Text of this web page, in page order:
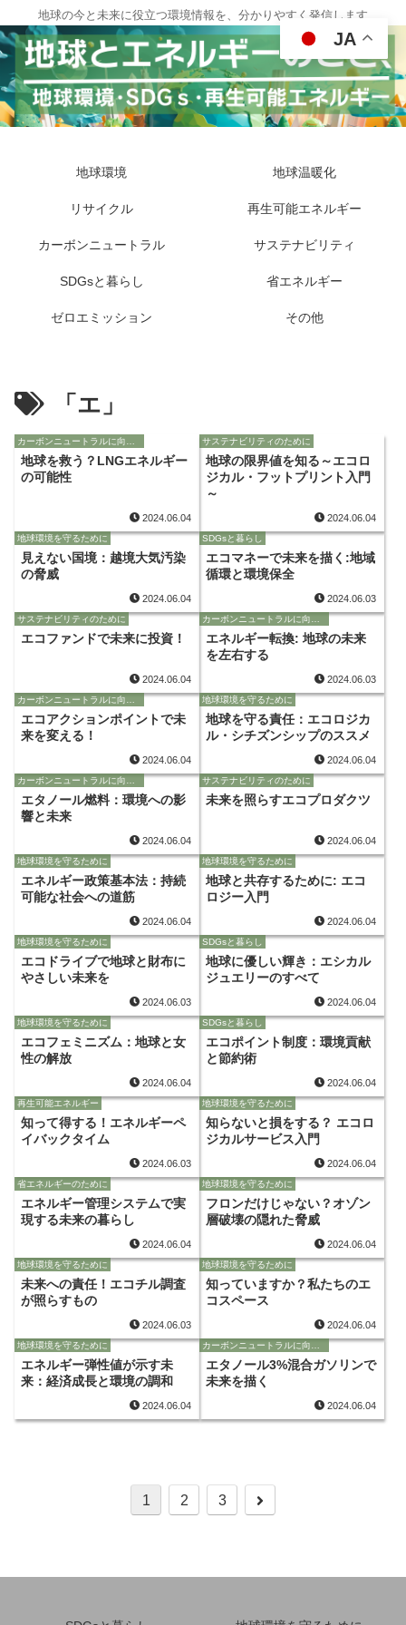
地球の今と未来に役立つ環境情報を、分かりやすく発信します
地球環境 地球温暖化
リサイクル 再生可能エネルギー
カーボンニュートラル サステナビリティ
SDGsと暮らし 省エネルギー
ゼロエミッション その他
「エ」
地球を救う？LNGエネルギー
の可能性
2024.06.04
サステナビリティのために
地球の限界値を知る～エコロ
ジカル・フットプリント入門
～
2024.06.04
地球環境を守るために
見えない国境：越境大気汚染
の脅威
2024.06.04
SDGsと暮らし
エコマネーで未来を描く:地域
循環と環境保全
2024.06.03
サステナビリティのために
エコファンドで未来に投資！
2024.06.04
エネルギー転換: 地球の未来
を左右する
2024.06.03
エコアクションポイントで未
来を変える！
2024.06.04
地球環境を守るために
地球を守る責任：エコロジカ
ル・シチズンシップのススメ
2024.06.04
エタノール燃料：環境への影
響と未来
2024.06.04
サステナビリティのために
未来を照らすエコプロダクツ
2024.06.04
地球環境を守るために
エネルギー政策基本法：持続
可能な社会への道筋
2024.06.04
地球環境を守るために
地球と共存するために: エコ
ロジー入門
2024.06.04
地球環境を守るために
エコドライブで地球と財布に
やさしい未来を
2024.06.03
SDGsと暮らし
地球に優しい輝き：エシカル
ジュエリーのすべて
2024.06.04
地球環境を守るために
エコフェミニズム：地球と女
性の解放
2024.06.04
SDGsと暮らし
エコポイント制度：環境貢献
と節約術
2024.06.04
再生可能エネルギー
知って得する！エネルギーペ
イバックタイム
2024.06.03
地球環境を守るために
知らないと損をする？ エコロ
ジカルサービス入門
2024.06.04
省エネルギーのために
エネルギー管理システムで実
現する未来の暮らし
2024.06.04
地球環境を守るために
フロンだけじゃない？オゾン
層破壊の隠れた脅威
2024.06.04
地球環境を守るために
未来への責任！エコチル調査
が照らすもの
2024.06.03
地球環境を守るために
知っていますか？私たちのエ
コスペース
2024.06.04
地球環境を守るために
エネルギー弾性値が示す未
来：経済成長と環境の調和
2024.06.04
エタノール3%混合ガソリンで
未来を描く
2024.06.04
1 2 3
次
JA